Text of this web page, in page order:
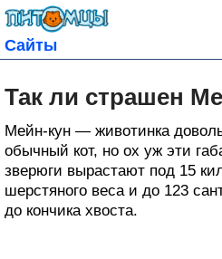
Сайты
Так ли страшен
Мейн-кун — животинка
обычный кот, но ох уж эти
зверюги вырастают под 15
шерстяного веса и до 123
до кончика хвоста.